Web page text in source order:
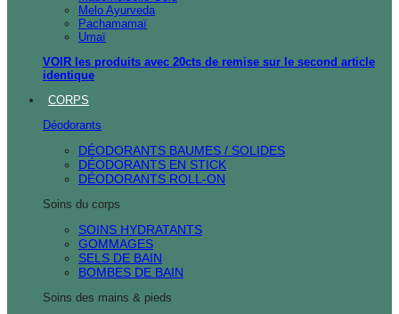
Melo Ayurveda
Pachamamaï
Umaï
VOIR les produits avec 20cts de remise sur le second article
identique
CORPS
Déodorants
DÉODORANTS BAUMES / SOLIDES
DÉODORANTS EN STICK
DÉODORANTS ROLL-ON
Soins du corps
SOINS HYDRATANTS
GOMMAGES
SELS DE BAIN
BOMBES DE BAIN
Soins des mains & pieds